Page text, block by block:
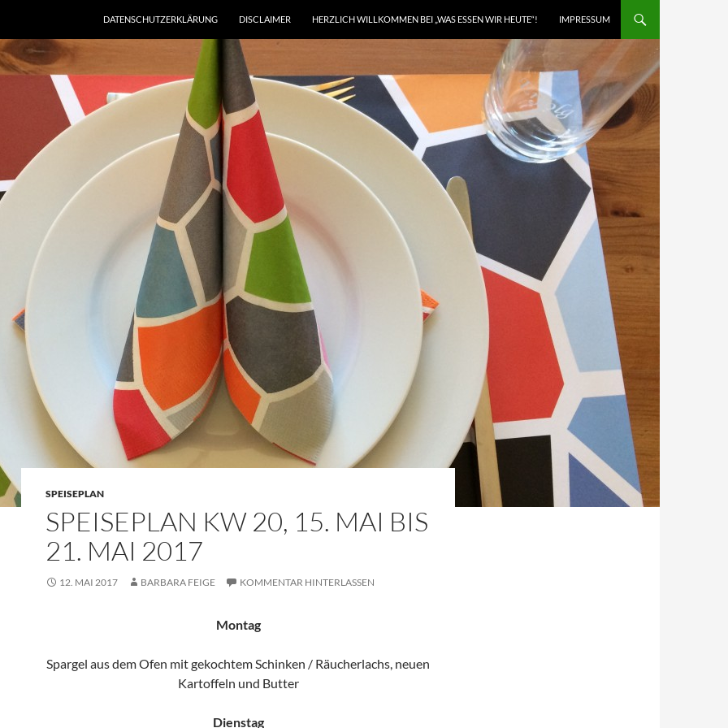
DATENSCHUTZERKLÄRUNG DISCLAIMER HERZLICH WILLKOMMEN BEI „WAS ESSEN WIR HEUTE“! IMPRESSUM
SPEISEPLAN
SPEISEPLAN KW 20, 15. MAI BIS
21. MAI 2017
12. MAI 2017 BARBARA FEIGE KOMMENTAR HINTERLASSEN
Montag
Spargel aus dem Ofen mit gekochtem Schinken / Räucherlachs, neuen
Kartoffeln und Butter
Dienstag